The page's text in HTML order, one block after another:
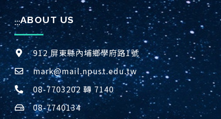
:::ABOUT US
912 屏東縣內埔鄉學府路1號
mark@mail.npust.edu.tw
08-7703202 轉 7140
08-7740134